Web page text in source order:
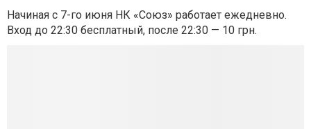
Начиная с 7-го июня НК «Союз» работает ежедневно.
Вход до 22:30 бесплатный, после 22:30 — 10 грн.